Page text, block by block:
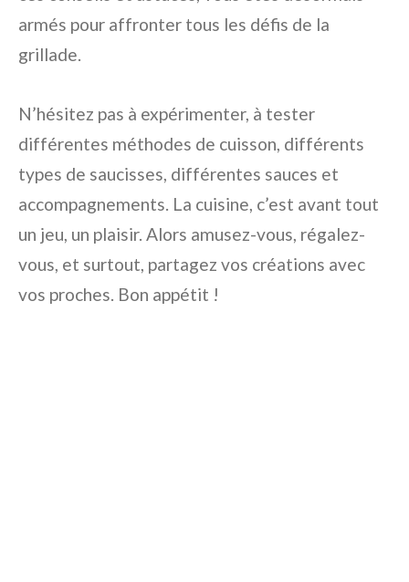
armés pour affronter tous les défis de la
grillade.
N’hésitez pas à expérimenter, à tester
différentes méthodes de cuisson, différents
types de saucisses, différentes sauces et
accompagnements. La cuisine, c’est avant tout
un jeu, un plaisir. Alors amusez-vous, régalez-
vous, et surtout, partagez vos créations avec
vos proches. Bon appétit !